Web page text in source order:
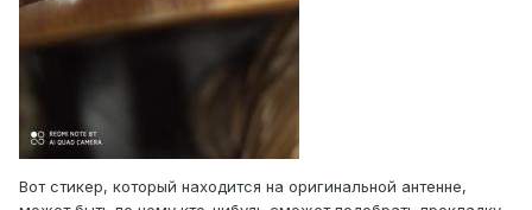
Вот стикер, который находится на оригинальной антенне,